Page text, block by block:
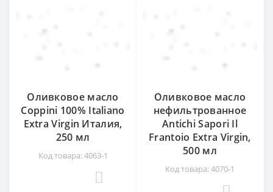
Оливковое масло
Coppini 100% Italiano
Extra Virgin Италия,
250 мл
Код товара: 4063-1
Оливковое масло
нефильтрованное
Antichi Sapori Il
Frantoio Extra Virgin,
500 мл
Код товара: 4070-1